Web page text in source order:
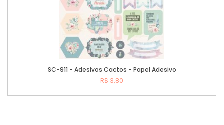
SC-911 - Adesivos Cactos - Papel Adesivo
R$ 3,80